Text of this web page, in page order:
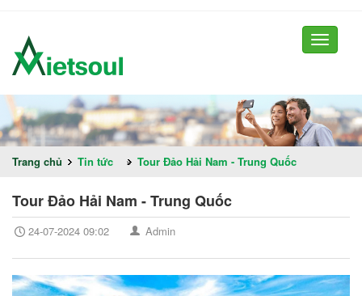
Toggle
Trang chủ Tin tức » Tour Đảo Hải Nam - Trung Quốc
Tour Đảo Hải Nam - Trung Quốc
24-07-2024 09:02 Admin